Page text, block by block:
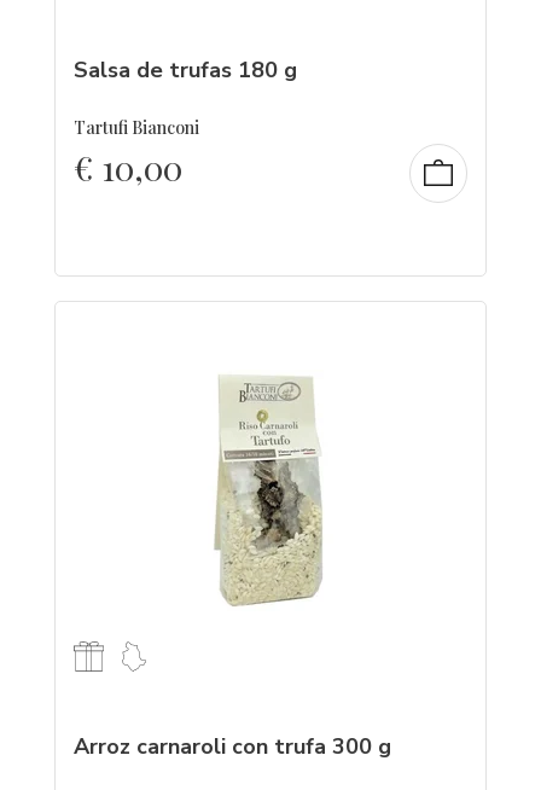
Salsa de trufas 180 g
Tartufi Bianconi
€ 10,00
Arroz carnaroli con trufa 300 g